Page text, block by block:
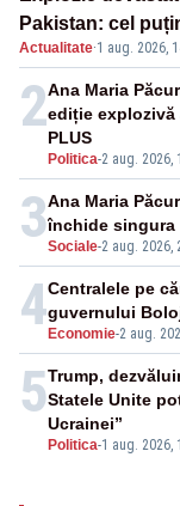
Pakistan: cel
Actualitate·1 aug. 2026,
2
Politica-2 aug. 2026,
Ana Maria
ediție explozivă
PLUS
3Sociale-2 aug. 2026,
Ana Maria
închide singura
4 Economie-2 aug.
Centralele pe
guvernului
5
Politica-1 aug. 2026,
Trump,
Statele Unite
Ucrainei”